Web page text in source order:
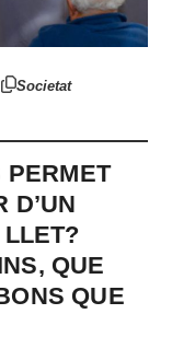
Societat
PERMET
D’UN
QUE
QUE